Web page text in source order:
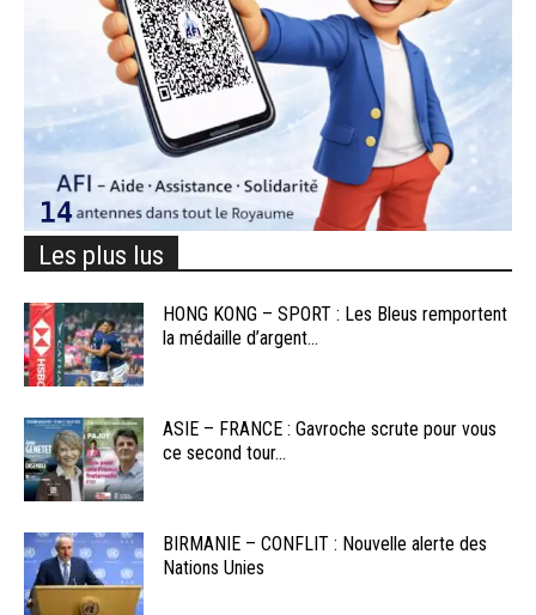
Les plus lus
HONG KONG – SPORT : Les Bleus remportent
la médaille d’argent...
ASIE – FRANCE : Gavroche scrute pour vous
ce second tour...
BIRMANIE – CONFLIT : Nouvelle alerte des
Nations Unies